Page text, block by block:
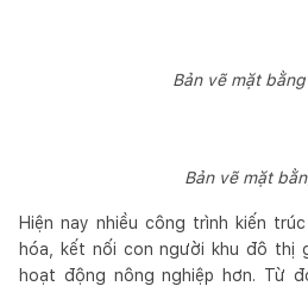
Bản vẽ mặt
Bản vẽ mặt
Hiện nay nhiều công trình kiến
hóa, kết nối con người khu đô thị
hoạt động nông nghiệp hơn. Từ